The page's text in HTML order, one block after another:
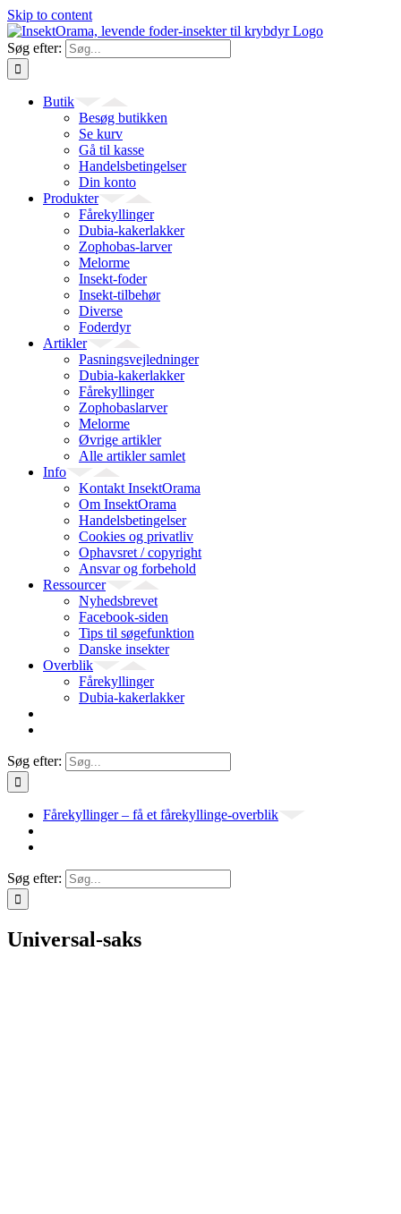
Skip to content
Søg efter:
Butik
Besøg butikken
Se kurv
Gå til kasse
Handelsbetingelser
Din konto
Produkter
Fårekyllinger
Dubia-kakerlakker
Zophobas-larver
Melorme
Insekt-foder
Insekt-tilbehør
Diverse
Foderdyr
Artikler
Pasningsvejledninger
Dubia-kakerlakker
Fårekyllinger
Zophobaslarver
Melorme
Øvrige artikler
Alle artikler samlet
Info
Kontakt InsektOrama
Om InsektOrama
Handelsbetingelser
Cookies og privatliv
Ophavsret / copyright
Ansvar og forbehold
Ressourcer
Nyhedsbrevet
Facebook-siden
Tips til søgefunktion
Danske insekter
Overblik
Fårekyllinger
Dubia-kakerlakker
Søg efter:
Fårekyllinger – få et fårekyllinge-overblik
Søg efter:
Universal-saks